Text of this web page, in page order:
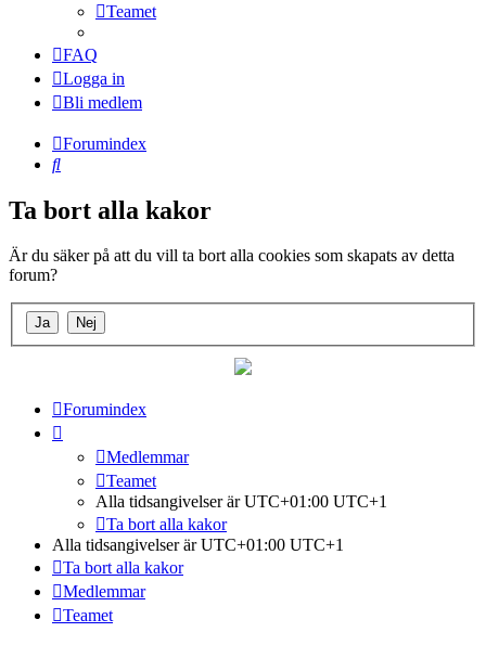
Teamet
FAQ
Logga in
Bli medlem
Forumindex
Sök
Ta bort alla kakor
Är du säker på att du vill ta bort alla cookies som skapats av detta
forum?
Forumindex
Medlemmar
Teamet
Alla tidsangivelser är UTC+01:00 UTC+1
Ta bort alla kakor
Alla tidsangivelser är UTC+01:00 UTC+1
Ta bort alla kakor
Medlemmar
Teamet